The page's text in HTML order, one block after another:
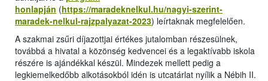
honlapján (https://maradeknelkul.hu/nagyi-szerint-
maradek-nelkul-rajzpalyazat-2023) leírtaknak megfelelően.
A szakmai zsűri díjazottjai értékes jutalomban részesülnek,
továbbá a hivatal a közönség kedvencei és a legaktívabb iskola
részére is ajándékkal készül. Mindezek mellett pedig a
legkiemelkedőbb alkotásokból idén is utcatárlat nyílik a Nébih II.